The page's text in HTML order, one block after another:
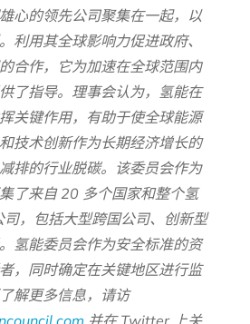
心的领先公司聚集在一起，以
利用其全球影响力促进政府、
合作，它为加速在全球范围内
了指导。理事会认为，氢能在
关键作用，有助于使全球能源
技术创新作为长期经济增长的
排的行业脱碳。该委员会作为
了来自 20 多个国家和整个氢
，包括大型跨国公司、创新型
氢能委员会作为安全标准的资
，同时确定在关键地区进行监
解更多信息，请访
并在 Twitter 上关